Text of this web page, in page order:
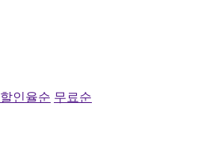
할인율순 무료순